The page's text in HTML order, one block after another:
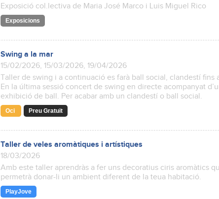
Exposició col.lectiva de Maria José Marco i Luis Miguel Rico
Exposicions
Swing a la mar
15/02/2026, 15/03/2026, 19/04/2026
Taller de swing i a continuació es farà ball social, clandestí fins
En la última sessió concert de swing en directe acompanyat
exhibició de ball. Per acabar amb un clandestí o ball social.
Oci Preu Gratuït
Taller de veles aromàtiques i artístiques
18/03/2026
Amb este taller aprendràs a fer uns decoratius ciris aromàtics
permetrà donar-li un ambient diferent de la teua habitació.
PlayJove